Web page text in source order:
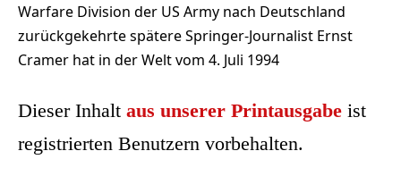
Warfare Division der US Army nach Deutschland
zurückgekehrte spätere Springer-Journalist Ernst
Cramer hat in der Welt vom 4. Juli 1994
Dieser Inhalt aus unserer Printausgabe ist
registrierten Benutzern vorbehalten.